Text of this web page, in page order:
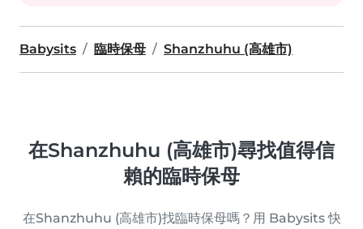
Babysits 臨時保母 Shanzhuhu (高雄市)
在Shanzhuhu (高雄市)尋找值得信
賴的臨時保母
在Shanzhuhu (高雄市)找臨時保母嗎？用 Babysits 快